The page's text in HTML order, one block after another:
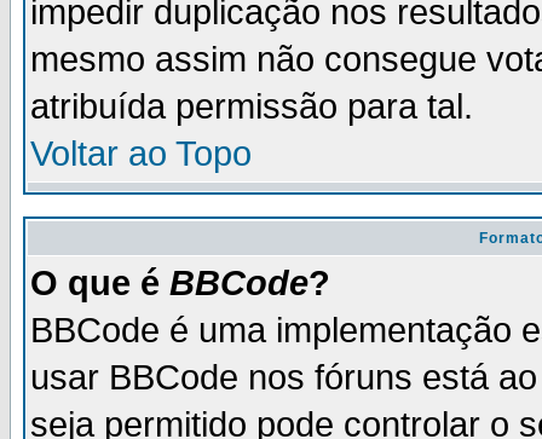
impedir duplicação nos
mesmo assim não consegue
atribuída permissão para tal.
Voltar ao Topo
O que é BBCode?
BBCode é uma implementação
usar BBCode nos fóruns está
seja permitido pode controlar o